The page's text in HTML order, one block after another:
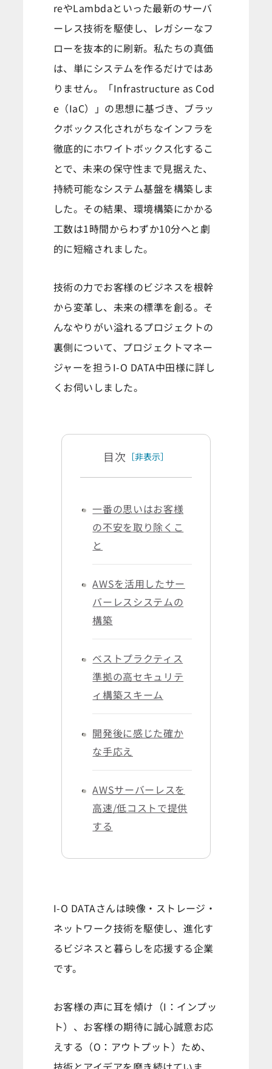
reやLambdaといった最新のサーバ
ーレス技術を駆使し、レガシーなフ
ローを抜本的に刷新。私たちの真価
は、単にシステムを作るだけではあ
りません。「Infrastructure as Cod
e（IaC）」の思想に基づき、ブラッ
クボックス化されがちなインフラを
徹底的にホワイトボックス化するこ
とで、未来の保守性まで見据えた、
持続可能なシステム基盤を構築しま
した。その結果、環境構築にかかる
工数は1時間からわずか10分へと劇
的に短縮されました。
技術の力でお客様のビジネスを根幹
から変革し、未来の標準を創る。そ
んなやりがい溢れるプロジェクトの
裏側について、プロジェクトマネー
ジャーを担うI-O DATA中田様に詳し
くお伺いしました。
目次 ［非表示］
一番の思いはお客様
の不安を取り除くこ
と
AWSを活用したサー
バーレスシステムの
構築
ベストプラクティス
準拠の高セキュリテ
ィ構築スキーム
開発後に感じた確か
な手応え
AWSサーバーレスを
高速/低コストで提供
する
I-O DATAさんは映像・ストレージ・
ネットワーク技術を駆使し、進化す
るビジネスと暮らしを応援する企業
です。
お客様の声に耳を傾け（I：インプッ
ト）、お客様の期待に誠心誠意お応
えする（O：アウトプット）ため、